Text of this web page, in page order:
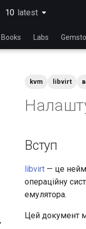
10 latest
latest
Books Labs
kvm libvirt
Вступ
libvirt — це
операційну
емулятора.
Цей документ